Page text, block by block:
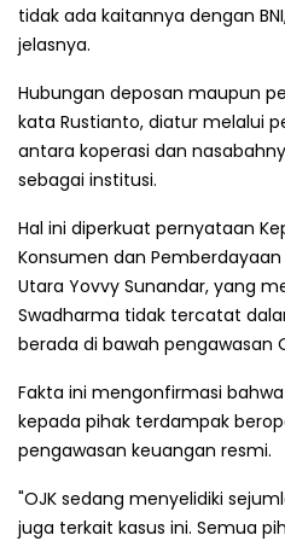
tidak ada kaitannya dengan
jelasnya.
Hubungan deposan maupun
kata Rustianto, diatur melalui
antara koperasi dan
sebagai institusi.
Hal ini diperkuat pernyataan
Konsumen dan
Utara Yovvy Sunandar, yang
Swadharma tidak tercatat
berada di bawah pengawasan
Fakta ini mengonfirmasi
kepada pihak terdampak
pengawasan keuangan resmi.
"OJK sedang menyelidiki
juga terkait kasus ini. Semua